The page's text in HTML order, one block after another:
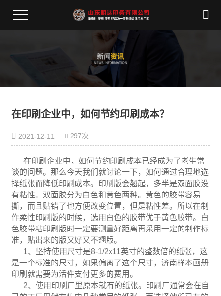
在印刷企业中，如何节约印刷成本？
2021-12-11 297次
在印刷企业中，如何节约印刷成本已经成为了老生常
谈的问题。那么今天我们就讨论一下，如何通过合理地选
择纸张而降低印刷成本。印刷版会翘起，多半是双面胶没
有粘性。双面胶分为白色和黄色两种。黄色的胶带容易
撕，而且贴错了也方便改变位置，但是粘性差。所以在制
作柔性印刷版的时候，选用白色的胶带优于黄色胶带。白
色胶带粘印刷版时一定要测量好距离再采用一定的制作标
准，贴出来的版又好又不翘版。
1、坚持使用尺寸是8-1/2x11英寸的整数倍的纸张，这
是一个标准的尺寸，如果偏离了这个尺寸，济南样本画册
印刷就需要为活件支付更多的费用。
2、使用印刷厂里原本就有的纸张。印刷厂通常会在自